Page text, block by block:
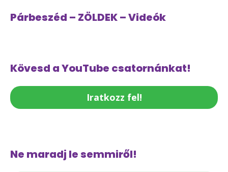
Párbeszéd – ZÖLDEK – Videók
Kövesd a YouTube csatornánkat!
Iratkozz fel!
Ne maradj le semmiről!